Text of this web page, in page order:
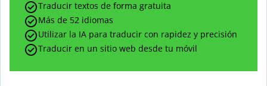
Traducir textos de forma gratuita
Más de 52 idiomas
Utilizar la IA para traducir con rapidez y precisión
Traducir en un sitio web desde tu móvil